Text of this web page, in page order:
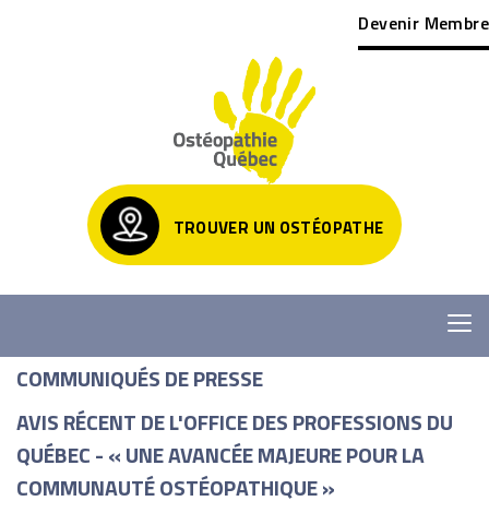
Devenir Membre
TROUVER UN OSTÉOPATHE
COMMUNIQUÉS DE PRESSE
AVIS RÉCENT DE L'OFFICE DES PROFESSIONS DU
QUÉBEC - « UNE AVANCÉE MAJEURE POUR LA
COMMUNAUTÉ OSTÉOPATHIQUE »